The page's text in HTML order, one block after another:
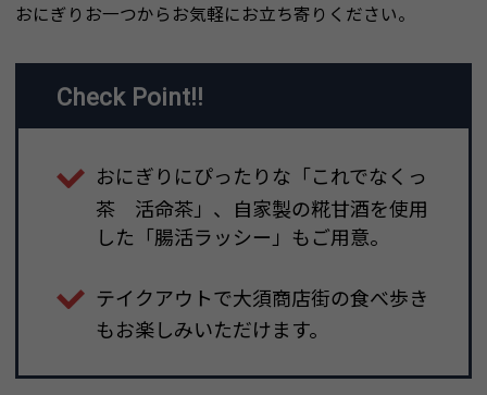
おにぎりお一つからお気軽にお立ち寄りください。
Check Point!!
おにぎりにぴったりな「これでなくっ
茶 活命茶」、自家製の糀甘酒を使用
した「腸活ラッシー」もご用意。
テイクアウトで大須商店街の食べ歩き
もお楽しみいただけます。